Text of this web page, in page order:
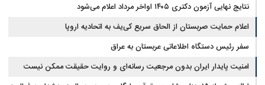
نتایج نهایی آزمون دکتری ۱۴۰۵ اواخر مرداد اعلام می‌شود
اعلام حمایت صربستان از الحاق سریع کی‌یف به اتحادیه اروپا
سفر رئیس دستگاه اطلاعاتی عربستان به عراق
امنیت پایدار ایران بدون مرجعیت رسانه‌ای و روایت حقیقت ممکن نیست